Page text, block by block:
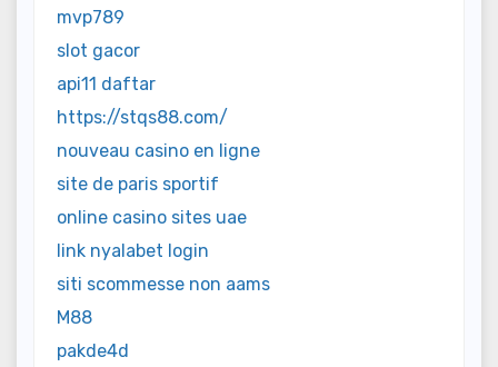
mvp789
slot gacor
api11 daftar
https://stqs88.com/
nouveau casino en ligne
site de paris sportif
online casino sites uae
link nyalabet login
siti scommesse non aams
M88
pakde4d